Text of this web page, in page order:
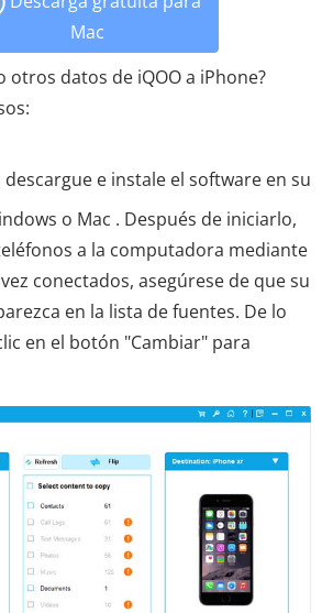
Mac
otros datos de iQOO a iPhone?
e instale el software en su
o Mac . Después de iniciarlo,
a la computadora mediante
conectados, asegúrese de que su
en la lista de fuentes. De lo
en el botón "Cambiar" para